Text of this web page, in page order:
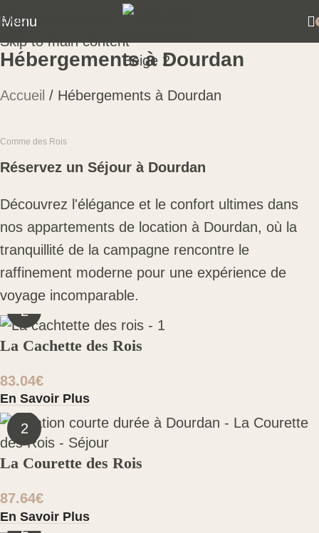
Skip to navigation
Skip to main content
Menu
Hébergements à Dourdan
Accueil Hébergements à Dourdan
Comme des Rois
Réservez un Séjour à Dourdan
Découvrez l'élégance et le confort ultimes dans
nos appartements de location à Dourdan, où la
tranquillité de la campagne rencontre le
raffinement moderne pour une expérience de
voyage incomparable.
2
La Cachette des Rois
83.04€
En Savoir Plus
2
La Courette des Rois
87.64€
En Savoir Plus
2